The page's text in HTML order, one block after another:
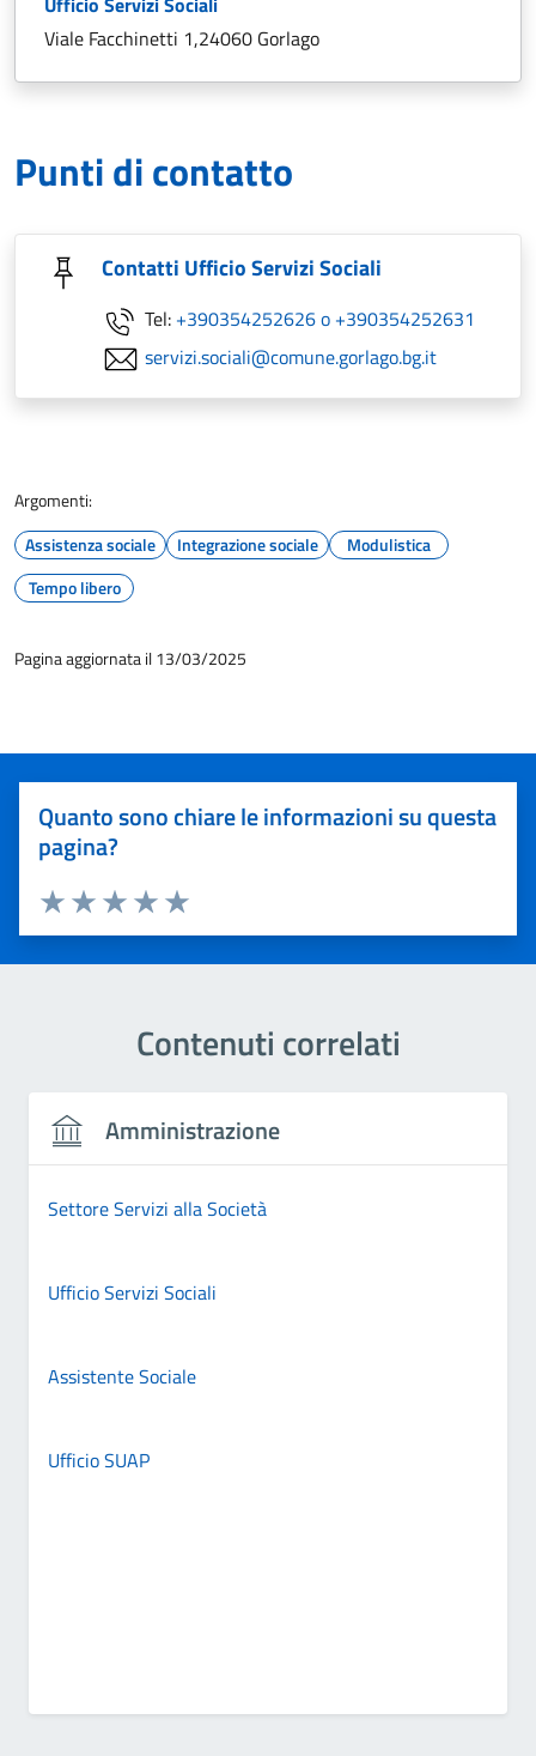
Viale Facchinetti 1,24060 Gorlago
Punti di contatto
Contatti Ufficio Servizi Sociali
Tel: +390354252626 o +390354252631
servizi.sociali@comune.gorlago.bg.it
Argomenti:
Assistenza sociale
Integrazione sociale
Modulistica
Tempo libero
Pagina aggiornata il 13/03/2025
Quanto sono chiare le informazioni su questa
pagina?
Valuta 5 stelle su 5
Valuta 4 stelle su 5
Valuta 3 stelle su 5
Valuta 2 stelle su 5
Valuta 1 stelle su 5
Contenuti correlati
Amministrazione
Settore Servizi alla Società
Ufficio Servizi Sociali
Assistente Sociale
Ufficio SUAP